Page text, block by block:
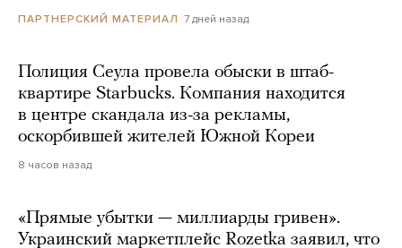
ПАРТНЕРСКИЙ МАТЕРИАЛ 7 дней назад
Полиция Сеула провела обыски в штаб-
квартире Starbucks. Компания находится
в центре скандала из-за рекламы,
оскорбившей жителей Южной Кореи
8 часов назад
«Прямые убытки — миллиарды гривен».
Украинский маркетплейс Rozetka заявил, что